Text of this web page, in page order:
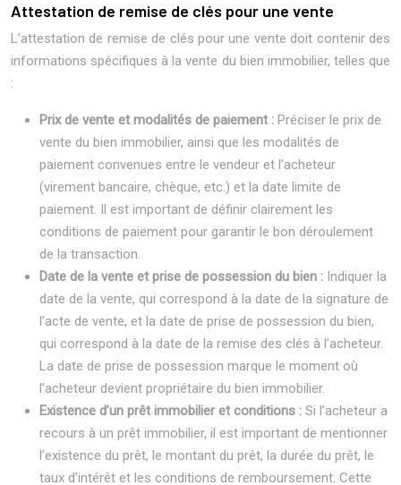
Attestation de remise de clés pour une vente
L’attestation de remise de clés pour une vente doit contenir des
informations spécifiques à la vente du bien immobilier, telles que
:
Prix de vente et modalités de paiement : Préciser le prix de
vente du bien immobilier, ainsi que les modalités de
paiement convenues entre le vendeur et l’acheteur
(virement bancaire, chèque, etc.) et la date limite de
paiement. Il est important de définir clairement les
conditions de paiement pour garantir le bon déroulement
de la transaction.
Date de la vente et prise de possession du bien : Indiquer la
date de la vente, qui correspond à la date de la signature de
l’acte de vente, et la date de prise de possession du bien,
qui correspond à la date de la remise des clés à l’acheteur.
La date de prise de possession marque le moment où
l’acheteur devient propriétaire du bien immobilier.
Existence d’un prêt immobilier et conditions : Si l’acheteur a
recours à un prêt immobilier, il est important de mentionner
l’existence du prêt, le montant du prêt, la durée du prêt, le
taux d’intérêt et les conditions de remboursement. Cette